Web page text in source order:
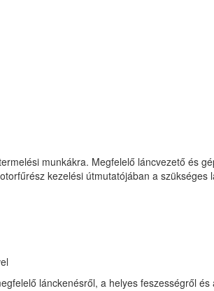
munkákra. Megfelelő láncvezető és
kezelési útmutatójában a szükséges
lánckenésről, a helyes feszességről és